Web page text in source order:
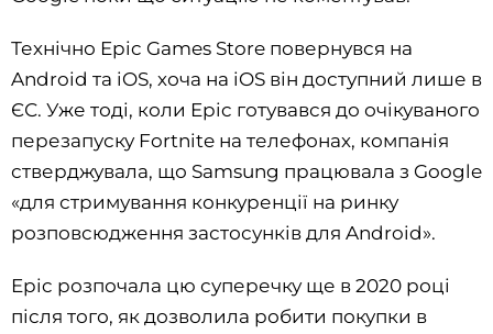
Технічно Epic Games Store повернувся на
Android та iOS, хоча на iOS він доступний лише в
ЄС. Уже тоді, коли Epic готувався до очікуваного
перезапуску Fortnite на телефонах, компанія
стверджувала, що Samsung працювала з Google
«для стримування конкуренції на ринку
розповсюдження застосунків для Android».
Epic розпочала цю суперечку ще в 2020 році
після того, як дозволила робити покупки в